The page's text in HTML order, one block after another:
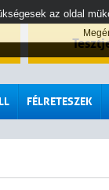
FÉLRETESZEK
az oldal